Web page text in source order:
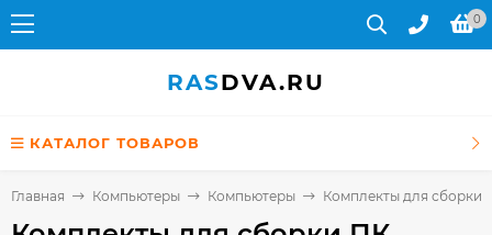
0
RASDVA.RU
КАТАЛОГ ТОВАРОВ
Главная Компьютеры Компьютеры Комплекты для сборки